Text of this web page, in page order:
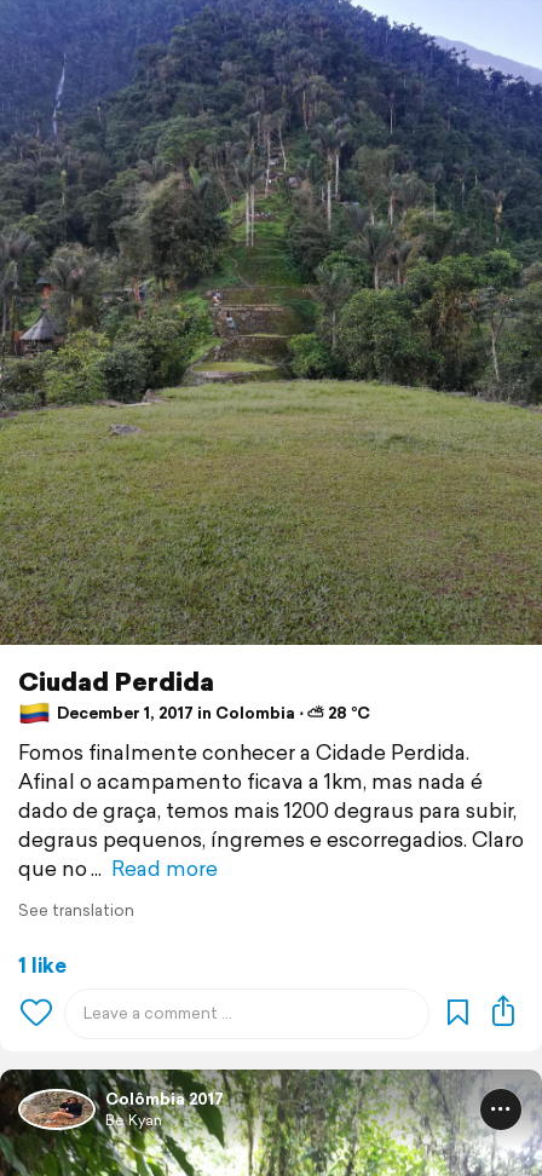
Ciudad Perdida
December 1, 2017 in Colombia ⋅ ⛅ 28 °C
Fomos finalmente conhecer a Cidade Perdida.
Afinal o acampamento ficava a 1km, mas nada é
dado de graça, temos mais 1200 degraus para subir,
degraus pequenos, íngremes e escorregadios. Claro
que no
Read more
See translation
1 like
Colômbia 2017
Be Kyan